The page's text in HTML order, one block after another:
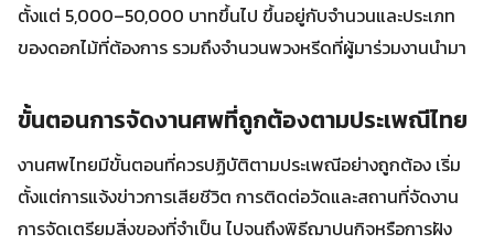
ตั้งแต่ 5,000–50,000 บาทขึ้นไป ขึ้นอยู่กับจำนวนและประเภท
ของดอกไม้ที่ต้องการ รวมถึงจำนวนพวงหรีดที่ผู้มาร่วมงานนำมา
ขั้นตอนการจัดงานศพที่ถูกต้องตามประเพณีไทย
งานศพไทยมีขั้นตอนที่ควรปฏิบัติตามประเพณีอย่างถูกต้อง เริ่ม
ตั้งแต่การแจ้งข่าวการเสียชีวิต การติดต่อวัดและสถานที่จัดงาน
การจัดเตรียมสิ่งของที่จำเป็น ไปจนถึงพิธีฌาปนกิจหรือการฝัง